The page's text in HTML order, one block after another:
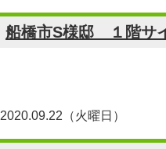
船橋市S様邸 １階サ
2020.09.22（火曜日）